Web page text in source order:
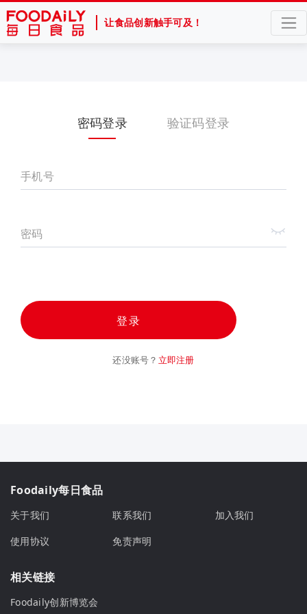
让食品创新触手可及！
密码登录 验证码登录
手机号
密码
登录
还没账号？ 立即注册
Foodaily每日食品
关于我们 联系我们
加入我们
使用协议
免责声明
相关链接
Foodaily创新博览会